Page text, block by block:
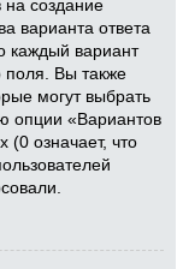
создание
варианта ответа
каждый вариант
поля. Вы также
могут выбрать
опции «Вариантов
(0 означает, что